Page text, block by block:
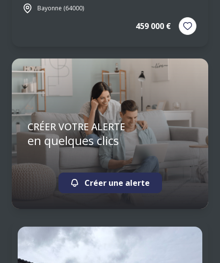
Bayonne (64000)
459 000 €
CRÉER VOTRE ALERTE
en quelques clics
Créer une alerte